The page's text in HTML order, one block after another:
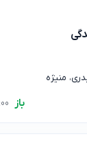
منیژه
باز